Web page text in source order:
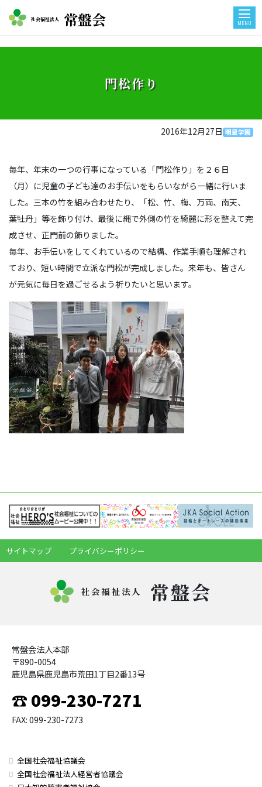
社会福祉法人 常盤会 MENU
門松作り
2016年12月27日 明星学園
毎年、年末の一つの行事になっている「門松作り」を２６日
（月）に児童の子ども達のお手伝いをもらいながら一緒に行いま
した。三本の竹を組み合わせたり、「松、竹、梅、万両、南天、
葉牡丹」等を飾り付け、最後に縄で外側の竹を綺麗に形を整えて完
成させ、正門前の飾りました。
毎年、お手伝いをしてくれているので結構、作業手順も理解され
ており、短い時間で立派な門松が完成しました。来年も、皆さん
が元気に毎日を過ごせるよう祈りたいと思います。
サイトマップ プライバシーポリシー
社会福祉法人 常盤会
常盤会法人本部
〒890-0054
鹿児島県鹿児島市荒田1丁目2番13号
☎ 099-230-7271
FAX: 099-230-7273
全国社会福祉協議会
全国社会福祉法人経営者協議会